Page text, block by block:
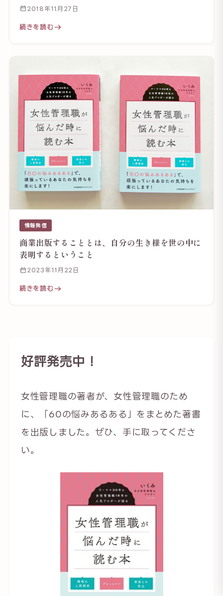
2018年11月27日
続きを読む
情報発信
商業出版することとは、自分の生き様を世の中に
表明するということ
2023年11月22日
続きを読む
好評発売中！
女性管理職の著者が、女性管理職のため
に、「60の悩みあるある」をまとめた著書
を出版しました。ぜひ、手に取ってくださ
い。